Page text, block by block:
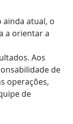
ainda atual, o
a orientar a
Aos
de
operações,
de